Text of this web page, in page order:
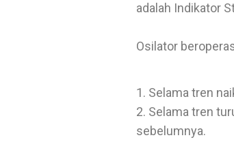
adalah Indikator
Osilator
1. Selama tren
2. Selama tren
sebelumnya.